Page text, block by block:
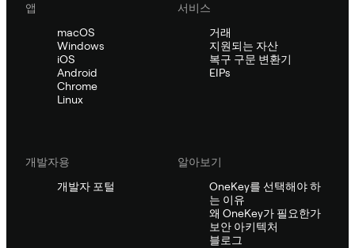
앱
macOS
Windows
iOS
Android
Chrome
Linux
서비스
거래
지원되는 자산
복구 구문 변환기
EIPs
개발자용
개발자 포털
알아보기
OneKey를 선택해야 하
는 이유
왜 OneKey가 필요한가
보안 아키텍처
블로그